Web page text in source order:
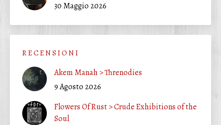
30 Maggio 2026
R E C E N S I O N I
Akem Manah > Threnodies
9 Agosto 2026
Flowers Of Rust > Crude Exhibitions of the
Soul